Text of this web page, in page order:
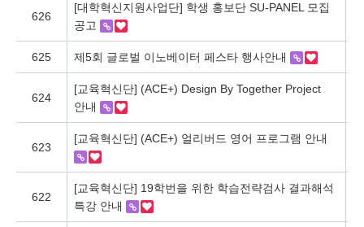
626
[대학혁신지원사업단] 학생 홍보단 SU-PANEL 모집
공고
625 제5회 글로벌 이노베이터 페스타 행사안내
624
[교육혁신단] (ACE+) Design By Together Project
안내
623
[교육혁신단] (ACE+) 얼리버드 영어 프로그램 안내
622
[교육혁신단] 19학번을 위한 학습전략검사 결과해석
특강 안내